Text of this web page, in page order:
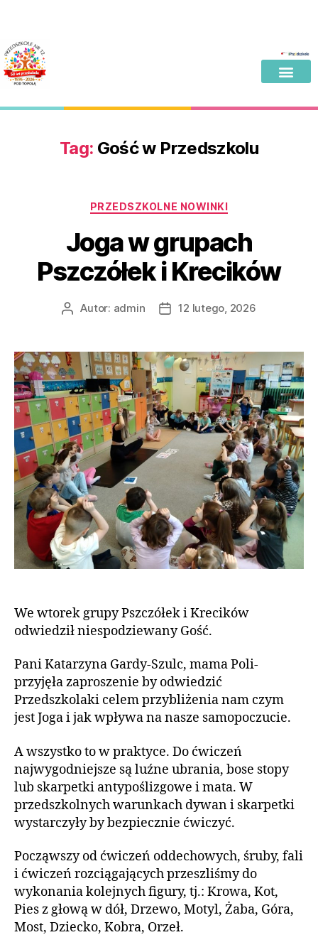
Tag: Gość w Przedszkolu
PRZEDSZKOLNE NOWINKI
Joga w grupach
Pszczółek i Krecików
Autor: admin 12 lutego, 2026
We wtorek grupy Pszczółek i Krecików
odwiedził niespodziewany Gość.
Pani Katarzyna Gardy-Szulc, mama Poli-
przyjęła zaproszenie by odwiedzić
Przedszkolaki celem przybliżenia nam czym
jest Joga i jak wpływa na nasze samopoczucie.
A wszystko to w praktyce. Do ćwiczeń
najwygodniejsze są luźne ubrania, bose stopy
lub skarpetki antypoślizgowe i mata. W
przedszkolnych warunkach dywan i skarpetki
wystarczyły by bezpiecznie ćwiczyć.
Począwszy od ćwiczeń oddechowych, śruby, fali
i ćwiczeń rozciągających przeszliśmy do
wykonania kolejnych figury, tj.: Krowa, Kot,
Pies z głową w dół, Drzewo, Motyl, Żaba, Góra,
Most, Dziecko, Kobra, Orzeł.